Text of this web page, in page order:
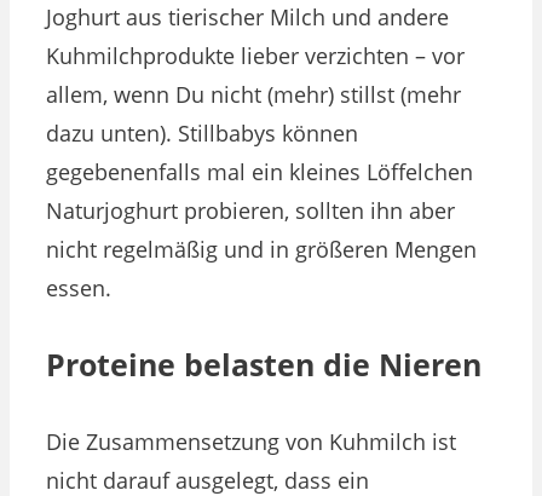
Joghurt aus tierischer Milch und andere
Kuhmilchprodukte lieber verzichten – vor
allem, wenn Du nicht (mehr) stillst (mehr
dazu unten). Stillbabys können
gegebenenfalls mal ein kleines Löffelchen
Naturjoghurt probieren, sollten ihn aber
nicht regelmäßig und in größeren Mengen
essen.
Proteine belasten die Nieren
Die Zusammensetzung von Kuhmilch ist
nicht darauf ausgelegt, dass ein